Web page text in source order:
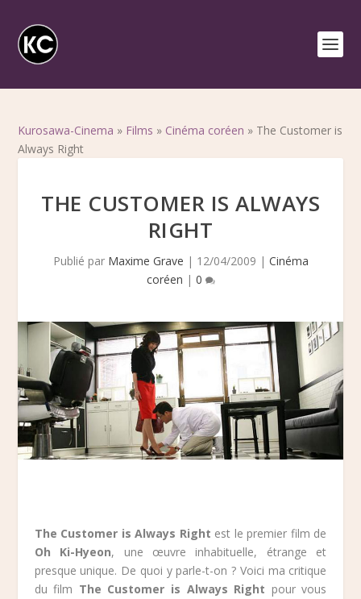
Kurosawa-Cinema » Films » Cinéma coréen » The Customer is
Always Right
THE CUSTOMER IS ALWAYS
RIGHT
Publié par Maxime Grave | 12/04/2009 | Cinéma
coréen | 0
The Customer is Always Right est le premier film de
Oh Ki-Hyeon, une œuvre inhabituelle, étrange et
presque unique. De quoi y parle-t-on ? Voici ma critique
du film The Customer is Always Right pour vous